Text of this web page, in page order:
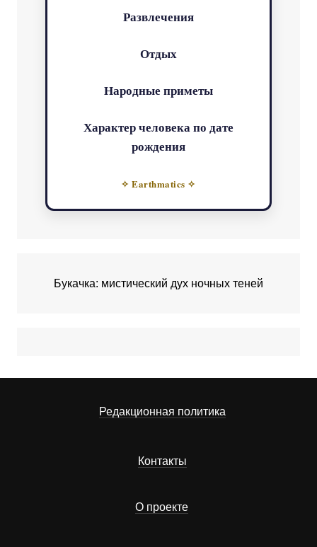
Развлечения
Отдых
Народные приметы
Характер человека по дате
рождения
✧ Earthmatics ✧
Букачка: мистический дух ночных теней
Редакционная политика
Контакты
О проекте